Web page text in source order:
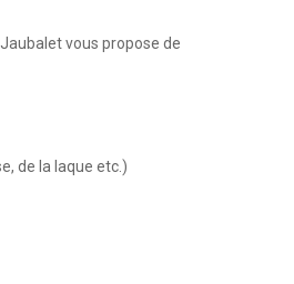
vous propose de
de la laque etc.)